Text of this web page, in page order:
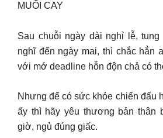
MUỐI CAY
Sau chuỗi ngày dài nghỉ lễ, tung
nghĩ đến ngày mai, thì chắc hẳn
với mớ deadline hỗn độn chả có
Nhưng để có sức khỏe chiến đấu
ấy thì hãy yêu thương bản thân
giờ, ngủ đúng giấc.